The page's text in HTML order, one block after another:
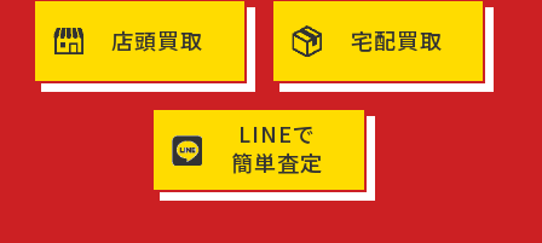
店頭買取 宅配買取
LINEで
簡単査定